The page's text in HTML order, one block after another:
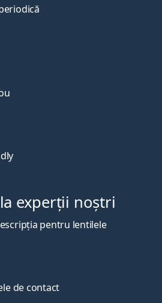
experții noștri
pentru lentilele
de contact